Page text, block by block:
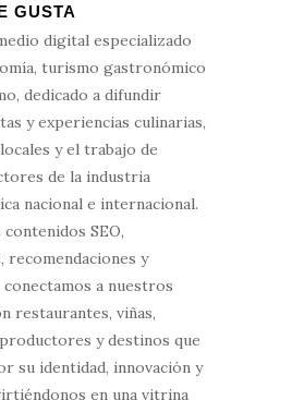
GUSTA
digital especializado
turismo gastronómico
dedicado a difundir
y experiencias culinarias,
y el trabajo de
de la industria
nacional e internacional.
SEO,
recomendaciones y
conectamos a nuestros
restaurantes, viñas,
y destinos que
su identidad, innovación y
en una vitrina